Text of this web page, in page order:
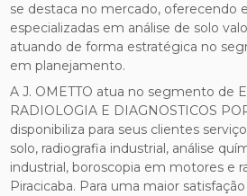
se destaca no mercado, oferecendo
especializadas em análise de solo
atuando de forma estratégica no
em planejamento.
A J. OMETTO atua no segmento de
RADIOLOGIA E DIAGNOSTICOS
disponibiliza para seus clientes
solo, radiografia industrial, análise
industrial, boroscopia em motores e
Piracicaba. Para uma maior